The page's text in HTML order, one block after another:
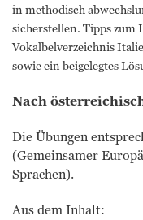
in methodisch
sicherstellen. Tipps zum
Vokalbelverzeichnis
sowie ein beigelegtes
Nach
Die Übungen
(Gemeinsamer
Sprachen).
Aus dem Inhalt: